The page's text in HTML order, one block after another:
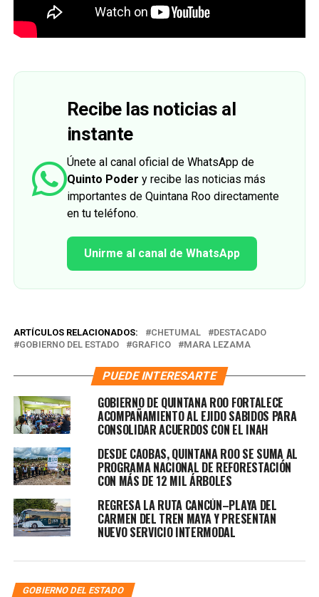
Recibe las noticias al
instante
Únete al canal oficial de WhatsApp de
Quinto Poder y recibe las noticias más
importantes de Quintana Roo directamente
en tu teléfono.
Unirme al canal de WhatsApp
ARTÍCULOS RELACIONADOS: CHETUMAL
DESTACADO
GOBIERNO DEL ESTADO
GRAFICO MARA LEZAMA
PUEDE INTERESARTE
GOBIERNO DE QUINTANA ROO FORTALECE
ACOMPAÑAMIENTO AL EJIDO SABIDOS PARA
CONSOLIDAR ACUERDOS CON EL INAH
DESDE CAOBAS, QUINTANA ROO SE SUMA AL
PROGRAMA NACIONAL DE REFORESTACIÓN
CON MÁS DE 12 MIL ÁRBOLES
REGRESA LA RUTA CANCÚN–PLAYA DEL
CARMEN DEL TREN MAYA Y PRESENTAN
NUEVO SERVICIO INTERMODAL
GOBIERNO DEL ESTADO